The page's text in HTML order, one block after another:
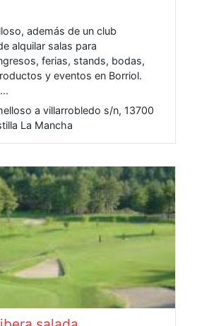
además de un club
alquilar salas para
ferias, stands, bodas,
y eventos en Borriol.
a villarrobledo s/n, 13700
La Mancha